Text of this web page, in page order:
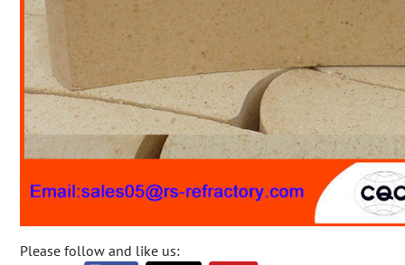
Please follow and like us: